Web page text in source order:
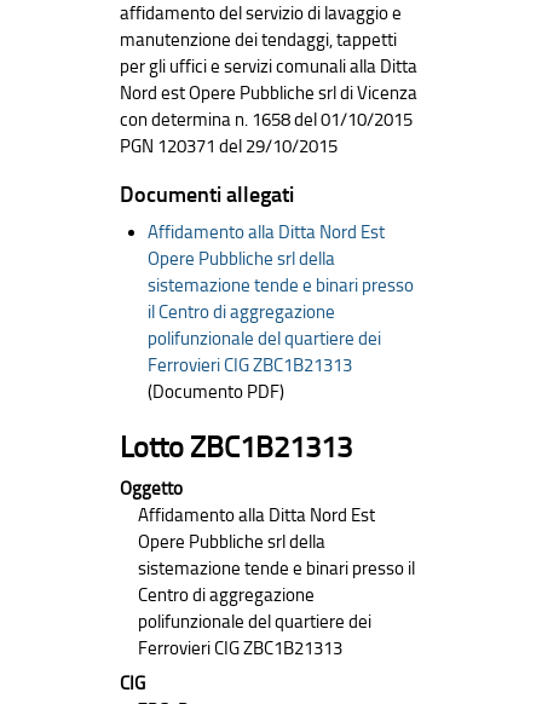
affidamento del servizio di lavaggio e
manutenzione dei tendaggi, tappetti
per gli uffici e servizi comunali alla Ditta
Nord est Opere Pubbliche srl di Vicenza
con determina n. 1658 del 01/10/2015
PGN 120371 del 29/10/2015
Documenti allegati
Affidamento alla Ditta Nord Est
Opere Pubbliche srl della
sistemazione tende e binari presso
il Centro di aggregazione
polifunzionale del quartiere dei
Ferrovieri CIG ZBC1B21313
(Documento PDF)
Lotto ZBC1B21313
Oggetto
Affidamento alla Ditta Nord Est
Opere Pubbliche srl della
sistemazione tende e binari presso il
Centro di aggregazione
polifunzionale del quartiere dei
Ferrovieri CIG ZBC1B21313
CIG